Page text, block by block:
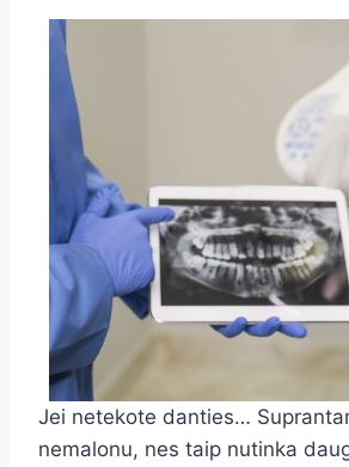
Jei netekote danties…
nemalonu, nes taip nutinka